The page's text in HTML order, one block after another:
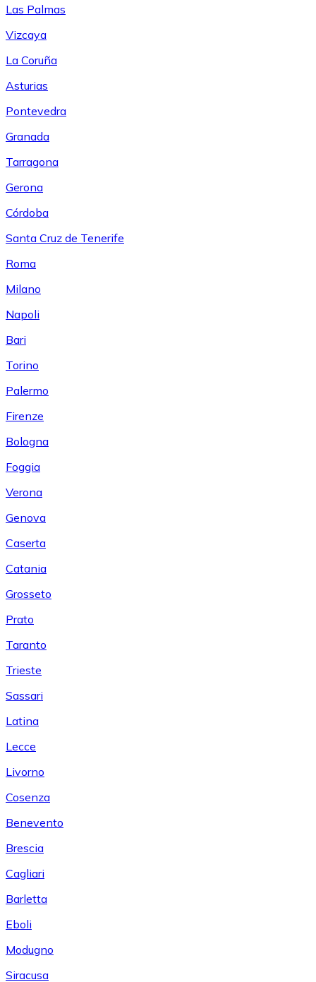
Las Palmas
Vizcaya
La Coruña
Asturias
Pontevedra
Granada
Tarragona
Gerona
Córdoba
Santa Cruz de Tenerife
Roma
Milano
Napoli
Bari
Torino
Palermo
Firenze
Bologna
Foggia
Verona
Genova
Caserta
Catania
Grosseto
Prato
Taranto
Trieste
Sassari
Latina
Lecce
Livorno
Cosenza
Benevento
Brescia
Cagliari
Barletta
Eboli
Modugno
Siracusa